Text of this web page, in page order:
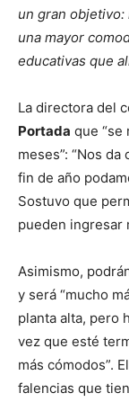
un gran
una mayor
educativas que
La directora del
Portada que “se
meses”: “Nos
fin de año
Sostuvo que
pueden ingresar
Asimismo,
y será “mucho
planta alta, pero
vez que esté
más cómodos”.
falencias que